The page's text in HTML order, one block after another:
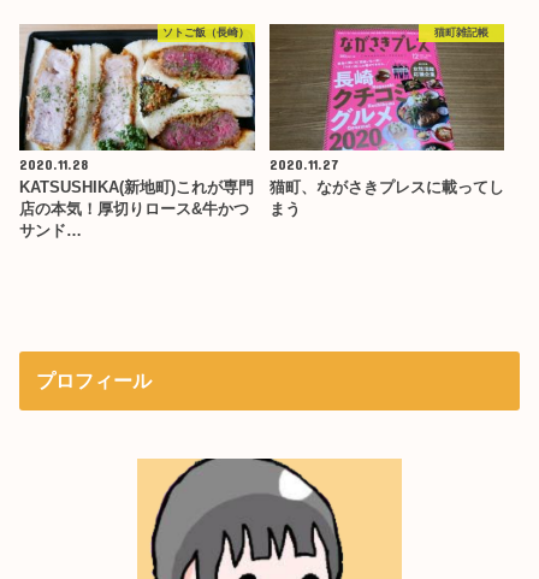
ソトご飯（長崎）
2020.11.28
KATSUSHIKA(新地町)これが専門
店の本気！厚切りロース&牛かつ
サンド…
猫町雑記帳
2020.11.27
猫町、ながさきプレスに載ってし
まう
プロフィール